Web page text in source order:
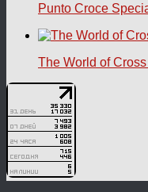
Punto Croce
The World of